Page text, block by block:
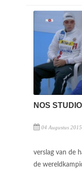
NOS
04 Augustus 2015
verslag van de
de